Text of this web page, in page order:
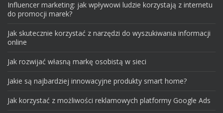
Influencer marketing: jak wpływowi ludzie korzystają z internetu
do promocji marek?
Jak skutecznie korzystać z narzędzi do wyszukiwania informacji
online
Jak rozwijać własną markę osobistą w sieci
Jakie są najbardziej innowacyjne produkty smart home?
Jak korzystać z możliwości reklamowych platformy Google Ads